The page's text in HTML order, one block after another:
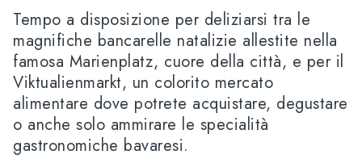
Tempo a disposizione per deliziarsi tra le
magnifiche bancarelle natalizie allestite nella
famosa Marienplatz, cuore della città, e per il
Viktualienmarkt, un colorito mercato
alimentare dove potrete acquistare, degustare
o anche solo ammirare le specialità
gastronomiche bavaresi.